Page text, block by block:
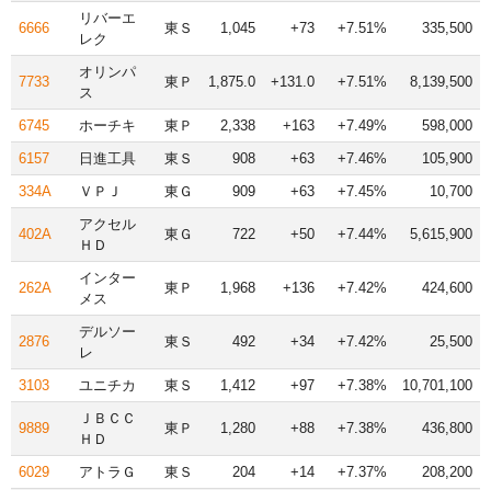
6666
リバーエ
レク
東Ｓ 1,045 +73 +7.51% 335,500
7733
オリンパ
ス
東Ｐ 1,875.0 +131.0 +7.51% 8,139,500
6745 ホーチキ 東Ｐ 2,338 +163 +7.49%
598,000
6157
日進工具 東Ｓ 908 +63 +7.46%
105,900
334A
ＶＰＪ 東Ｇ 909 +63 +7.45% 10,700
402A
アクセル
ＨＤ
東Ｇ 722 +50 +7.44% 5,615,900
262A
インター
メス
東Ｐ 1,968 +136 +7.42% 424,600
2876
デルソー
レ
東Ｓ 492 +34 +7.42% 25,500
3103 ユニチカ 東Ｓ 1,412 +97 +7.38% 10,701,100
9889
ＪＢＣＣ
ＨＤ
東Ｐ 1,280 +88 +7.38% 436,800
6029 アトラＧ 東Ｓ 204 +14 +7.37%
208,200